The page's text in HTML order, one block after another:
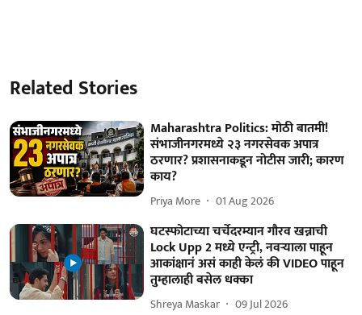
Related Stories
Maharashtra Politics: मोठी बातमी!
संभाजीनगरमध्ये २३ नगरसेवक अपात्र
ठरणार? प्रशासनाकडून नोटीस जारी; कारण
काय?
Priya More 01 Aug 2026
घटस्फोटाच्या चर्चेदरम्यान गौरव खन्नाची
Lock Upp 2 मध्ये एन्ट्री, नवऱ्याला पाहून
आकांक्षानं असं काही केलं की VIDEO पाहून
तुम्हालाही बसेल धक्का
Shreya Maskar 09 Jul 2026